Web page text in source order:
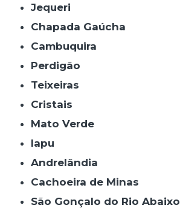
Jequeri
Chapada Gaúcha
Cambuquira
Perdigão
Teixeiras
Cristais
Mato Verde
Iapu
Andrelândia
Cachoeira de Minas
São Gonçalo do Rio Abaixo